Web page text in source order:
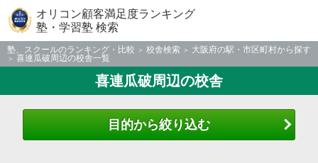
オリコン顧客満足度ランキング
塾・学習塾 検索
塾、スクールのランキング・比較 校舎検索
大阪府の駅・市区町村から探す
喜連瓜破周辺の校舎一覧
喜連瓜破周辺の校舎
目的から絞り込む